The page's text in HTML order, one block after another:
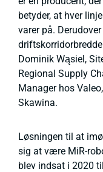
betyder, at hver
varer på.
Dominik Wąsiel,
Regional Supply
Manager hos
Skawina.
Løsningen til at
sig at være MiR-
blev indsat i 2020